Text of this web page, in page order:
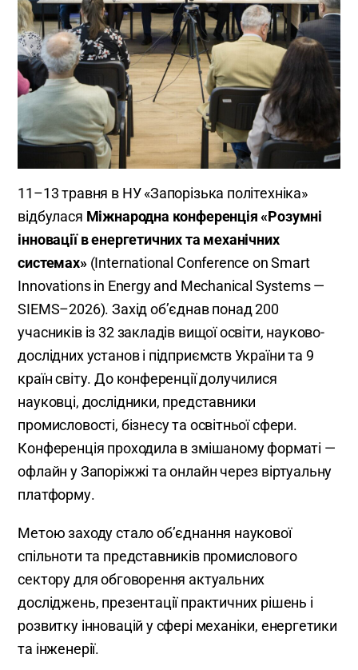
11–13 травня в НУ «Запорізька політехніка»
відбулася Міжнародна конференція «Розумні
інновації в енергетичних та механічних
системах»(International Conference on Smart
Innovations in Energy and Mechanical Systems —
SIEMS–2026). Захід об’єднав понад 200
учасників із 32 закладів вищої освіти, науково-
дослідних установ і підприємств України та 9
країн світу. До конференції долучилися
науковці, дослідники, представники
промисловості, бізнесу та освітньої сфери.
Конференція проходила в змішаному форматі —
офлайн у Запоріжжі та онлайн через віртуальну
платформу.
Метою заходу стало об’єднання наукової
спільноти та представників промислового
сектору для обговорення актуальних
досліджень, презентації практичних рішень і
розвитку інновацій у сфері механіки, енергетики
та інженерії.